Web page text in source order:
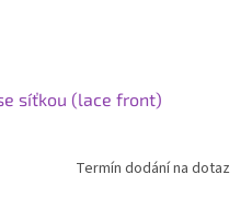
síťkou (lace front)
Termín dodání na dotaz